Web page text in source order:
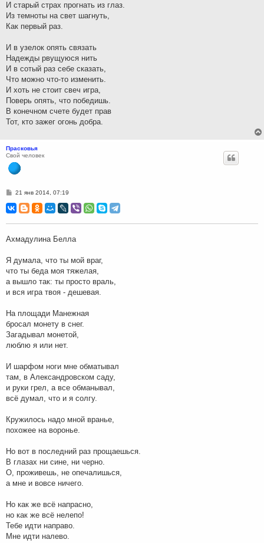
И старый страх прогнать из глаз.
Из темноты на свет шагнуть,
Как первый раз.
И в узелок опять связать
Надежды рвущуюся нить
И в сотый раз себе сказать,
Что можно что-то изменить.
И хоть не стоит свеч игра,
Поверь опять, что победишь.
В конечном счете будет прав
Тот, кто зажег огонь добра.
Прасковья
Свой человек
С
о
б
и
21 янв 2014, 07:19
Ахмадулина Белла
Я думала, что ты мой враг,
что ты беда моя тяжелая,
а вышло так: ты просто враль,
и вся игра твоя - дешевая.
На площади Манежная
бросал монету в снег.
Загадывал монетой,
люблю я или нет.
И шарфом ноги мне обматывал
там, в Александровском саду,
и руки грел, а все обманывал,
всё думал, что и я солгу.
Кружилось надо мной вранье,
похожее на воронье.
Но вот в последний раз прощаешься.
В глазах ни сине, ни черно.
О, проживешь, не опечалишься,
а мне и вовсе ничего.
Но как же всё напрасно,
но как же всё нелепо!
Тебе идти направо.
Мне идти налево.